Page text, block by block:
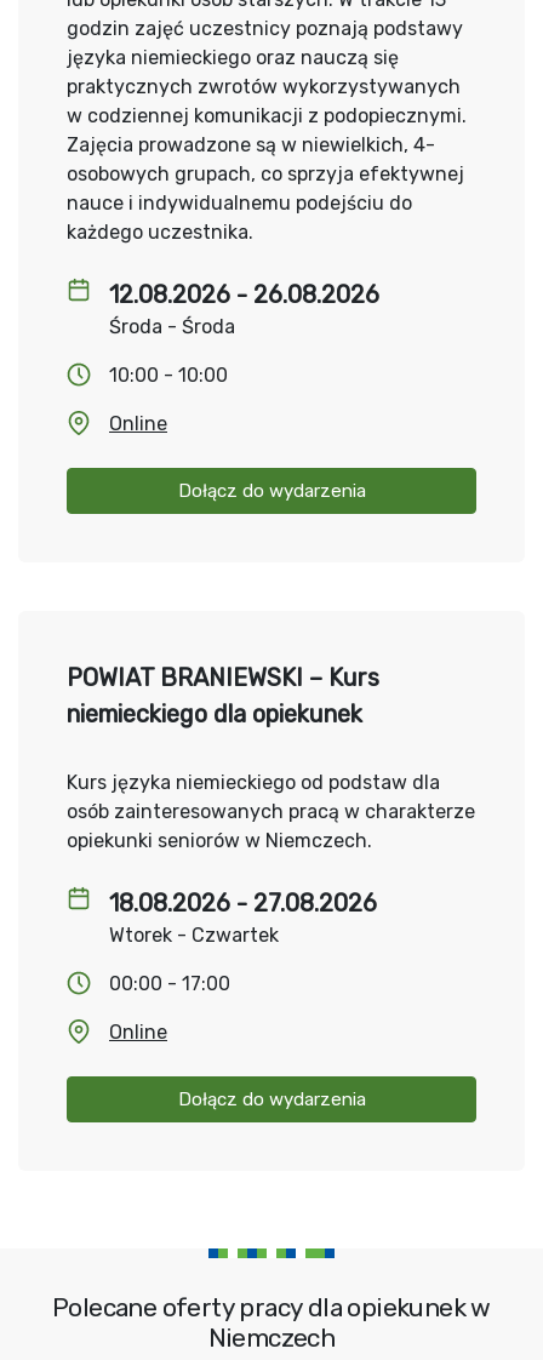
12.08.2026 - 26.08.2026
Środa - Środa
10:00 - 10:00
Online
Dołącz do wydarzenia
godzin zajęć uczestnicy poznają podstawy
języka niemieckiego oraz nauczą się
praktycznych zwrotów wykorzystywanych
w codziennej komunikacji z podopiecznymi.
Zajęcia prowadzone są w niewielkich, 4-
osobowych grupach, co sprzyja efektywnej
nauce i indywidualnemu podejściu do
każdego uczestnika.
18.08.2026 - 27.08.2026
Wtorek - Czwartek
00:00 - 17:00
Online
Dołącz do wydarzenia
POWIAT BRANIEWSKI – Kurs
niemieckiego dla opiekunek
Kurs języka niemieckiego od podstaw dla
osób zainteresowanych pracą w charakterze
opiekunki seniorów w Niemczech.
Polecane oferty pracy dla opiekunek w
Niemczech